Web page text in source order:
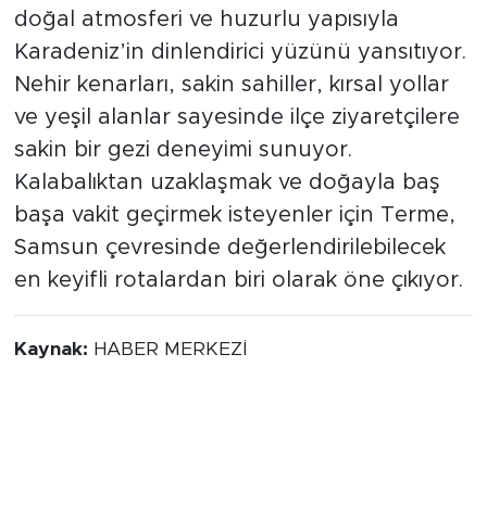
doğal atmosferi ve huzurlu yapısıyla
Karadeniz’in dinlendirici yüzünü yansıtıyor.
Nehir kenarları, sakin sahiller, kırsal yollar
ve yeşil alanlar sayesinde ilçe ziyaretçilere
sakin bir gezi deneyimi sunuyor.
Kalabalıktan uzaklaşmak ve doğayla baş
başa vakit geçirmek isteyenler için Terme,
Samsun çevresinde değerlendirilebilecek
en keyifli rotalardan biri olarak öne çıkıyor.
Kaynak: HABER MERKEZİ